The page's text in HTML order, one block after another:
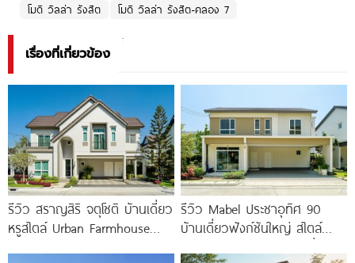
โมดิ วิลล่า รังสิต
โมดิ วิลล่า รังสิต-คลอง 7
เรื่องที่เกี่ยวข้อง
รีวิว สราญสิริ จตุโชติ บ้านเดี่ยว
หรูสไตล์ Urban Farmhouse​
รีวิว Mabel ประชาอุทิศ 90
บ้านเดี่ยวฟังก์ชันใหญ่ สไตล์